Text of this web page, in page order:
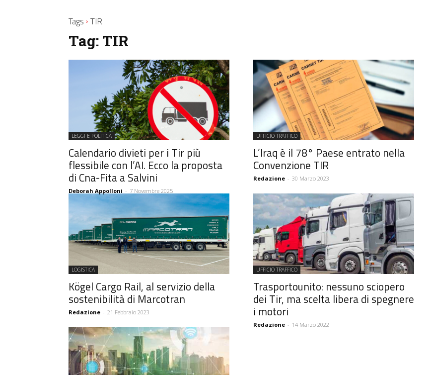
Tags TIR
Tag: TIR
LEGGI E POLITICA
Calendario divieti per i Tir più
flessibile con l’AI. Ecco la proposta
di Cna-Fita a Salvini
Deborah Appolloni - 7 Novembre 2025
UFFICIO TRAFFICO
L’Iraq è il 78° Paese entrato nella
Convenzione TIR
Redazione - 30 Marzo 2023
LOGISTICA
Kögel Cargo Rail, al servizio della
sostenibilità di Marcotran
Redazione - 21 Febbraio 2023
UFFICIO TRAFFICO
Trasportounito: nessuno sciopero
dei Tir, ma scelta libera di spegnere
i motori
Redazione - 14 Marzo 2022